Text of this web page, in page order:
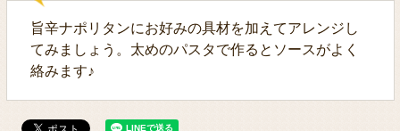
旨辛ナポリタンにお好みの具材を加えてアレンジし
てみましょう。太めのパスタで作るとソースがよく
絡みます♪